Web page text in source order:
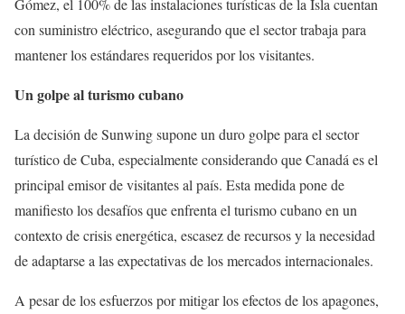
Gómez, el 100% de las instalaciones turísticas de la Isla cuentan
con suministro eléctrico, asegurando que el sector trabaja para
mantener los estándares requeridos por los visitantes.
Un golpe al turismo cubano
La decisión de Sunwing supone un duro golpe para el sector
turístico de Cuba, especialmente considerando que Canadá es el
principal emisor de visitantes al país. Esta medida pone de
manifiesto los desafíos que enfrenta el turismo cubano en un
contexto de crisis energética, escasez de recursos y la necesidad
de adaptarse a las expectativas de los mercados internacionales.
A pesar de los esfuerzos por mitigar los efectos de los apagones,